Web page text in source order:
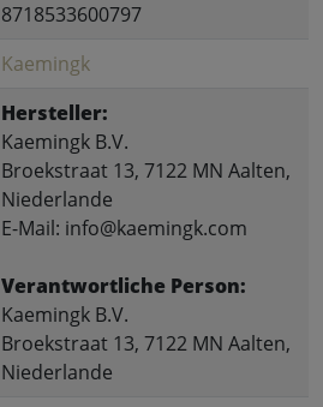
8718533600797
Kaemingk
Hersteller:
Kaemingk B.V.
Broekstraat 13, 7122 MN Aalten,
Niederlande
E-Mail: info@kaemingk.com
Verantwortliche Person:
Kaemingk B.V.
Broekstraat 13, 7122 MN Aalten,
Niederlande